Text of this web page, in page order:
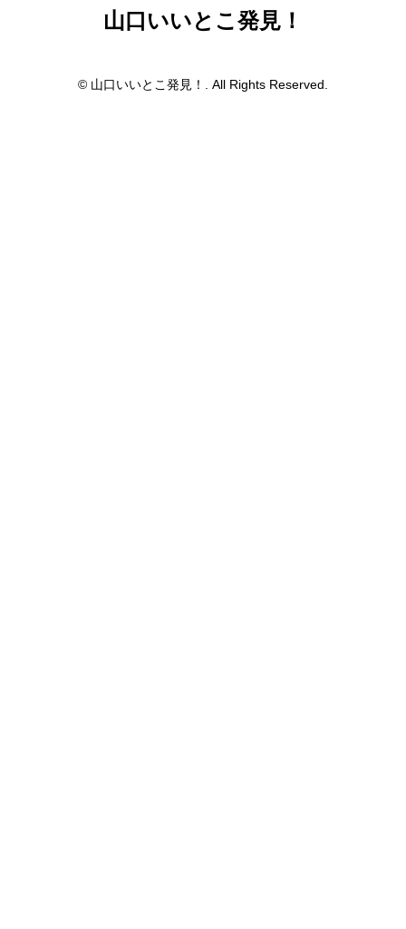
山口いいとこ発見！
© 山口いいとこ発見！. All Rights Reserved.